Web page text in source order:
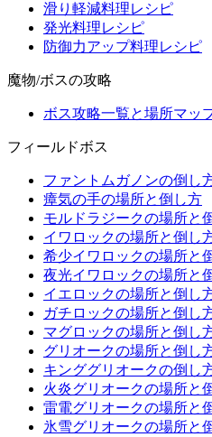
滑り軽減料理レシピ
発光料理レシピ
防御力アップ料理レシピ
魔物/ボスの攻略
ボス攻略一覧と場所マッ
フィールドボス
ファントムガノンの倒し
瘴気の手の場所と倒し方
モルドラジークの場所と
イワロックの場所と倒し
希少イワロックの場所と
夜光イワロックの場所と
イエロックの場所と倒し
ガチロックの場所と倒し
マグロックの場所と倒し
グリオークの場所と倒し
キンググリオークの倒し
火炎グリオークの場所と
雷電グリオークの場所と
氷雪グリオークの場所と